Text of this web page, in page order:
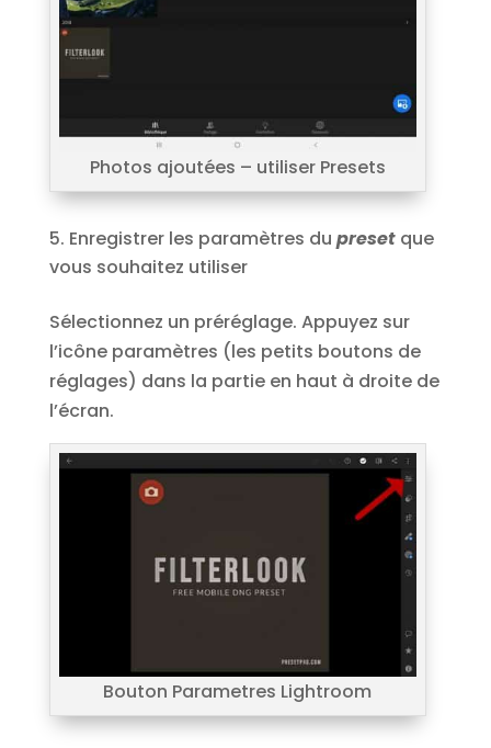
Photos ajoutées – utiliser Presets
Enregistrer les paramètres du presetque
vous souhaitez utiliser
Sélectionnez un préréglage. Appuyez sur
l’icône paramètres (les petits boutons de
réglages) dans la partie en haut à droite de
l’écran.
Bouton Parametres Lightroom